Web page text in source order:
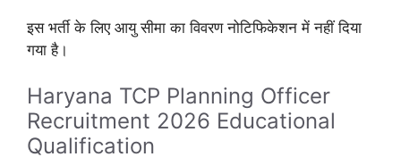
इस भर्ती के लिए आयु सीमा का विवरण नोटिफिकेशन में नहीं दिया
गया है।
Haryana TCP Planning Officer
Recruitment 2026 Educational
Qualification